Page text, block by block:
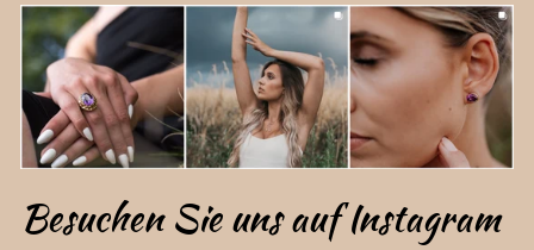
Besuchen Sie uns auf Instagram